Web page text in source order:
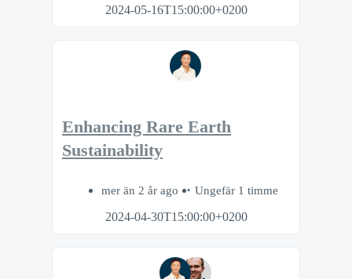
2024-05-16T15:00:00+0200
Enhancing Rare Earth
Sustainability
mer än 2 år ago
Ungefär 1 timme
2024-04-30T15:00:00+0200